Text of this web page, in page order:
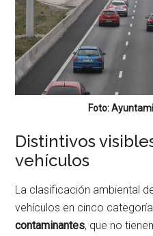
Foto:
Distintivos
vehículos
La clasificación ambiental
vehículos en cinco
contaminantes, que no